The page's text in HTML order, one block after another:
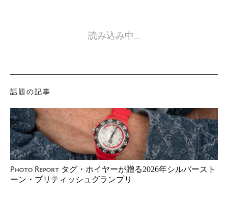
読み込み中…
話題の記事
Photo Report タグ・ホイヤーが贈る2026年シルバースト
ーン・ブリティッシュグランプリ